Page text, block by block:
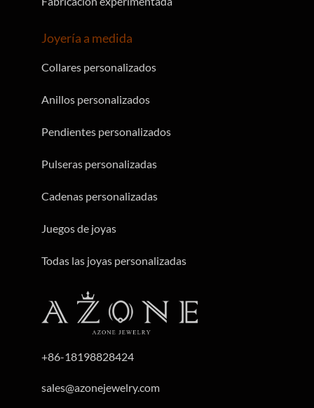
+86-18198828424
sales@azonejewelry.com
Joyería a medida
Collares personalizados
Anillos personalizados
Pendientes personalizados
Pulseras personalizadas
Cadenas personalizadas
Juegos de joyas
Todas las joyas personalizadas
Fabricación experimentada